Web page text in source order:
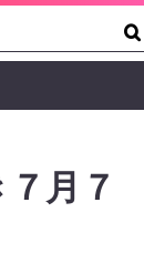
月７